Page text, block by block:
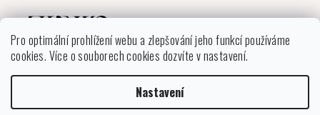
Pro optimální prohlížení webu a zlepšování jeho funkcí používáme
cookies. Více o souborech cookies dozvíte v nastavení.
Nastavení
Copyright 2026VINIKO. Všechna práva vyhrazena.
Upravit nastavení cookies